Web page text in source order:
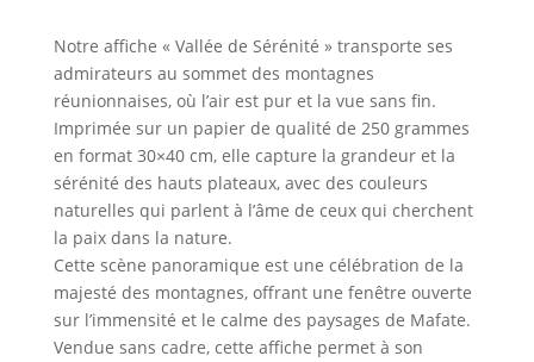
Notre affiche « Vallée de Sérénité » transporte ses
admirateurs au sommet des montagnes
réunionnaises, où l’air est pur et la vue sans fin.
Imprimée sur un papier de qualité de 250 grammes
en format 30×40 cm, elle capture la grandeur et la
sérénité des hauts plateaux, avec des couleurs
naturelles qui parlent à l’âme de ceux qui cherchent
la paix dans la nature.
Cette scène panoramique est une célébration de la
majesté des montagnes, offrant une fenêtre ouverte
sur l’immensité et le calme des paysages de Mafate.
Vendue sans cadre, cette affiche permet à son